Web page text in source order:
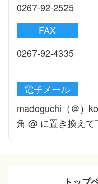
0267-92-2525
FAX
0267-92-4335
電子メール
madoguchi（＠）
角 @ に置き換えて